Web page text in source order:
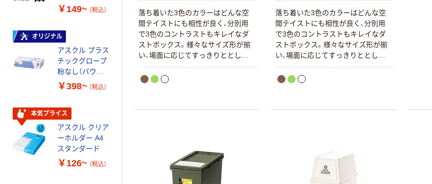
落ち着いた3色のカラーはどんな空
間テイストにも相性が良く、分別用
で3色のコントラストもキレイなダ
ストボックス。様々なサイズ形が揃
い、場面に応じてすっきりととした
印象を持たせます。
落ち着いた3色のカラーはどんな空
間テイストにも相性が良く、分別用
で3色のコントラストもキレイなダ
ストボックス。様々なサイズ形が揃
い、場面に応じてすっきりととした
印象を持たせます。
ーホワイト+
￥149~ （税込）
オリジナル
アスクル プラス
チックグローブ
粉なし（パウダ
ーフリー）
￥398~ （税込）
本気プライス
アスクル クリア
ーホルダー A4
スタンダード
￥126~ （税込）
￥149~ （税込）
本気プライス
トイレットペー
パー ダブル60
100% 6ロール
￥460~
￥458~ （税込）
￥52~ （税込）
本気プライス
嬬恋銘水 ナチュ
ラルミネラルウ
キャップシール
￥1,037~
指定医薬部外品
（税込）
本気プライス
ペーパータオル